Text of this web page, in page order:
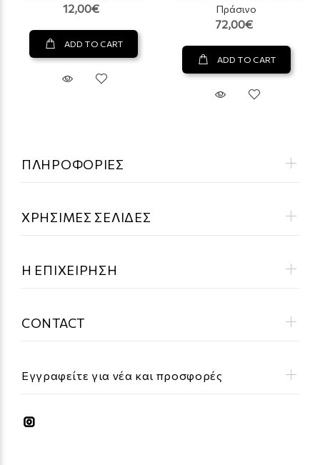
12,00€
ADD TO CART
Πράσινο
72,00€
ADD TO CART
Εγγραφείτε για νέα και προσφορές
ΠΛΗΡΟΦΟΡΙΕΣ
ΧΡΗΣΙΜΕΣ ΣΕΛΙΔΕΣ
Η ΕΠΙΧΕΙΡΗΣΗ
CONTACT